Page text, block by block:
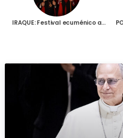
IRAQUE: Festival ecuménico aponta para o futuro da Igreja perseguida neste país do Médio Oriente